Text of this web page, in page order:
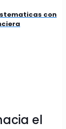
con
el